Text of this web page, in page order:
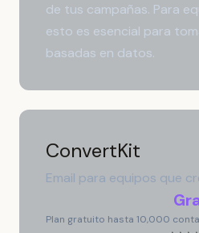
de tus campañas. Para
esto es esencial para
basadas en datos.
ConvertKit
Email para equipos que
Plan gratuito hasta 10,000